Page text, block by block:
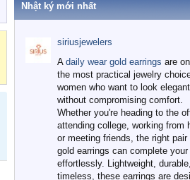
Nhật ký mới nhất
siriusjewelers
A daily wear gold earrings are
the most practical jewelry
women who want to look elegant
without compromising comfort.
Whether you're heading to the
attending college, working from
or meeting friends, the right pair
gold earrings can complete your
effortlessly. Lightweight,
timeless, these earrings are